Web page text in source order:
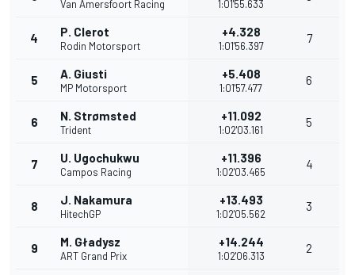
Van Amersfoort Racing 1:01'55.633
4 P. Clerot
Rodin Motorsport
+4.328
1:01'56.397
7
5 A. Giusti
MP Motorsport
+5.408
1:01'57.477
6
6 N. Strømsted
Trident
+11.092
1:02'03.161
5
7 U. Ugochukwu
Campos Racing
+11.396
1:02'03.465
4
8 J. Nakamura
HitechGP
+13.493
1:02'05.562
3
9 M. Gładysz
ART Grand Prix
+14.244
1:02'06.313
2